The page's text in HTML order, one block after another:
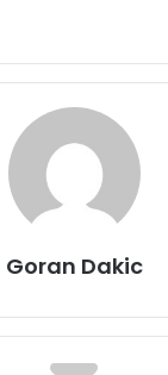
Goran Dakic